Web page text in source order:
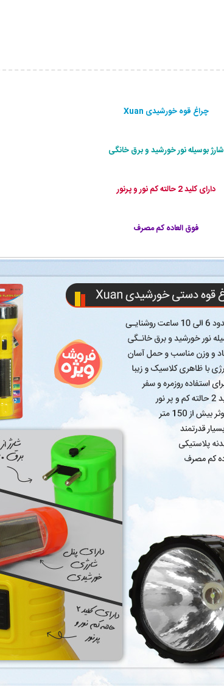
چراغ قوه خورشیدی Xuan
شارژ بوسیله نور خورشید و برق خانگی
دارای کلید 2 حالته کم نور و پرنور
فوق العاده کم مصرف